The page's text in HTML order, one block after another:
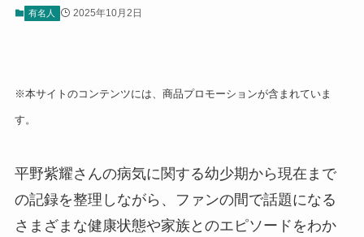
有名人 2025年10月2日
※本サイトのコンテンツには、商品プロモーションが含まれていま
す。
平野紫耀さんの病気に関する幼少期から現在まで
の記録を整理しながら、ファンの間で話題になる
さまざまな健康状態や家族とのエピソードをわか